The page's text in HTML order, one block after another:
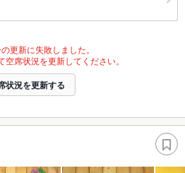
更新に失敗しました。
席状況を更新してください。
状況を更新する